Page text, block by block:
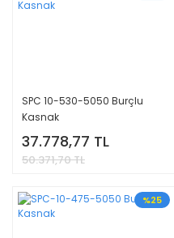
SPC 10-530-5050 Burçlu
Kasnak
37.778,77 TL
50.371,70 TL
%25